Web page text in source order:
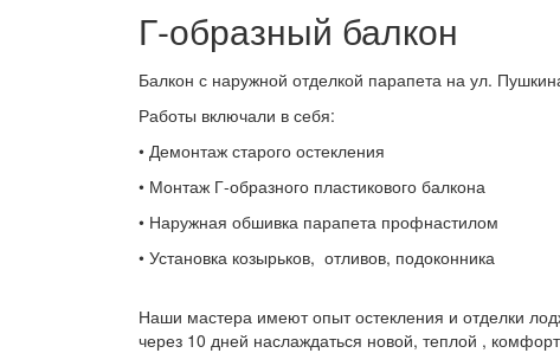
Г-образный балкон
Балкон с наружной отделкой парапета на ул.
Работы включали в себя:
• Демонтаж старого остекления
• Монтаж Г-образного пластикового балкона
• Наружная обшивка парапета профнастилом
• Установка козырьков, отливов, подоконника
Наши мастера имеют опыт остекления и отделки
через 10 дней наслаждаться новой, теплой ,